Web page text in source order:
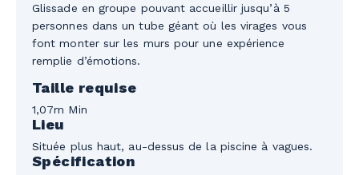
Glissade en groupe pouvant accueillir jusqu’à 5
personnes dans un tube géant où les virages vous
font monter sur les murs pour une expérience
remplie d’émotions.
Taille requise
1,07m Min
Lieu
Située plus haut, au-dessus de la piscine à vagues.
Spécification